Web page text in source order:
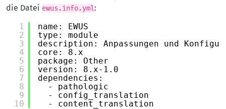
die Datei ewus.info.yml:
1
2
3
4
5
6
7
8
9
10
name: EWUS
type: module
description: Anpassungen und
core: 8.x
package: Other
version: 8.x-1.0
dependencies:
- pathologic
- config_translation
- content_translation